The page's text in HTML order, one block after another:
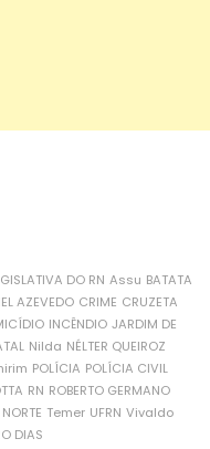
DO RN Assu BATATA
AZEVEDO CRIME CRUZETA
INCÊNDIO JARDIM DE
Nilda NÉLTER QUEIROZ
POLÍCIA POLÍCIA CIVIL
RN ROBERTO GERMANO
Temer UFRN Vivaldo
DIAS